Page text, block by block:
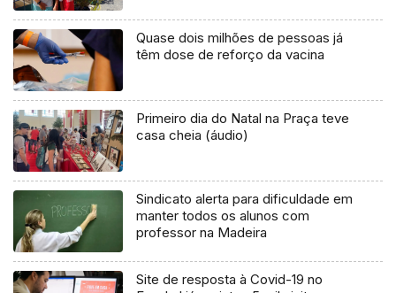
Quase dois milhões de pessoas já
têm dose de reforço da vacina
Primeiro dia do Natal na Praça teve
casa cheia (áudio)
Sindicato alerta para dificuldade em
manter todos os alunos com
professor na Madeira
Site de resposta à Covid-19 no